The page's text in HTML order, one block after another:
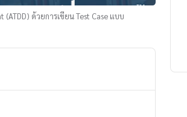
ด้วยการเขียน Test Case แบบ